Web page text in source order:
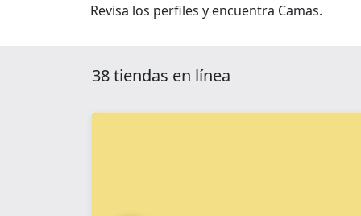
Revisa los perfiles y encuentra Camas.
38 tiendas en línea